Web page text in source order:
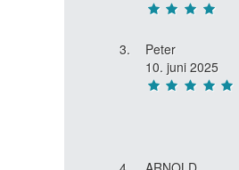
Peter
10. juni 2025